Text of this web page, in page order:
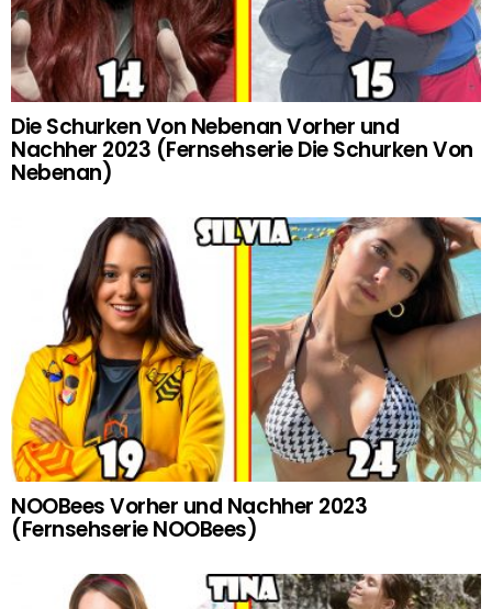
Die Schurken Von Nebenan Vorher und
Nachher 2023 (Fernsehserie Die Schurken Von
Nebenan)
NOOBees Vorher und Nachher 2023
(Fernsehserie NOOBees)